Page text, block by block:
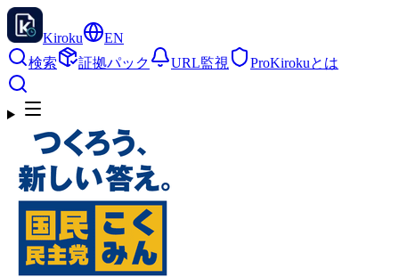
Kiroku
EN
検索
証拠パック URL監視 ProKirokuとは